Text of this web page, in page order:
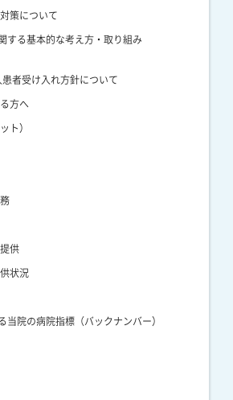
策について
する基本的な考え方・取り組み
者受け入れ方針について
方へ
ト）
供
状況
当院の病院指標（バックナンバー）